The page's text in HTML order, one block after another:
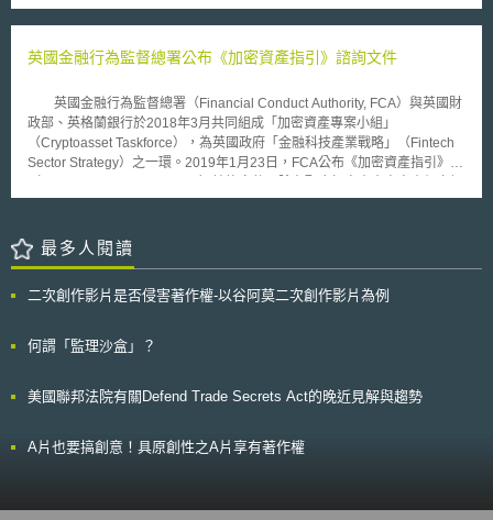
名。例如在數位化領域，表現最好者為丹麥、芬蘭、荷蘭。在企業投資部
分，以德國、瑞典和比利時為最佳。而在全球綜合創新表現上，歐盟綜整
OECD和世界銀行的數據分析，南韓為創新表現最佳，其次才是加拿大、澳
洲、美國、日本和歐盟。歐盟於2020年之創新排名領先美國，但在2020年
倍，故創新排名從第6進步到第4。
2）疫苗分配的公平性，並藉此降低嚴重疾病與死亡人數。 原則上凡屬
者，得依據新冠肺炎及新型冠狀病毒預防接種法規定，具有接種新冠肺炎及
Unversehrtheit），以及衡酌疫苗資源的有限性問題，該法第3條依據風險
群體（Risikogruppen）及適應症群體（Indikationsgruppen）共區分六級
的接種優先順序，如違反接種優先順序者，將可能面臨最高三萬元的罰鍰，
意圖營利者則將可能面臨一年至五年的有期徒刑。
英國金融行為監督總署公布《加密資產指引》諮詢文件
英國金融行為監督總署（Financial Conduct Authority, FCA）與英國財
政部、英格蘭銀行於2018年3月共同組成「加密資產專案小組」
（Cryptoasset Taskforce），為英國政府「金融科技產業戰略」（Fintech
Sector Strategy）之一環。2019年1月23日，FCA公布《加密資產指引》
查、研究外，亦在於落實FCA作為金融監理主管機關，盤點及釐清法規適用
FCA並預計在同年夏季提出最終版本的報告。 依據《加密資產指
引》，FCA臚列了四項監理代幣（token）可能的法源依據，包含： （1）
（2）歐盟金融工具市場指令II（MiFID II）下的「金融工具」。 （3）電子
例（Payment Services Regulations）。 由於加密資產市場與分散式記
次，FCA亦希望能強化消費者保護，依照加密資產商品類型，讓消費者知道
最多人閱讀
二次創作影片是否侵害著作權-以谷阿莫二次創作影片為例
何謂「監理沙盒」？
美國聯邦法院有關Defend Trade Secrets Act的晚近見解與趨勢
A片也要搞創意！具原創性之A片享有著作權